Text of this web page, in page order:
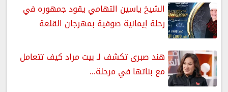
الشيخ ياسين التهامي يقود جمهوره في
رحلة إيمانية صوفية بمهرجان القلعة
هند صبرى تكشف لـ بيت مراد كيف تتعامل
مع بناتها في مرحلة...